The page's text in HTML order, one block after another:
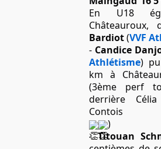
En U18
Bardiot(VVF
- Candice
Athlétisme)
km à
(3ème perf
derrière
Contois
)
-Titouan